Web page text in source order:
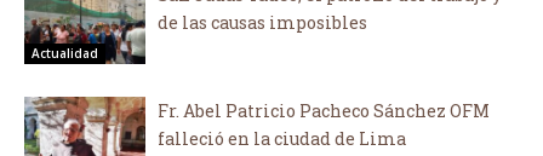
Actualidad
de las causas imposibles
Fr. Abel Patricio Pacheco Sánchez OFM
falleció en la ciudad de Lima